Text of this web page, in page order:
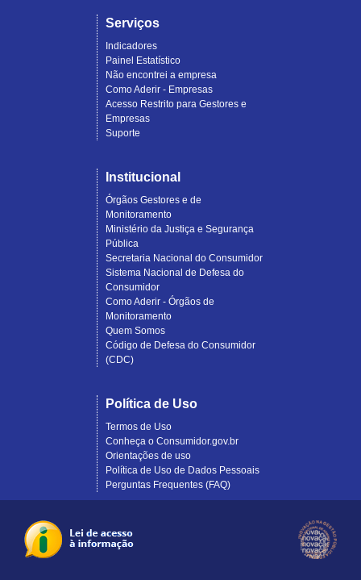
Serviços
Indicadores
Painel Estatístico
Não encontrei a empresa
Como Aderir - Empresas
Acesso Restrito para Gestores e
Empresas
Suporte
Institucional
Órgãos Gestores e de
Monitoramento
Ministério da Justiça e Segurança
Pública
Secretaria Nacional do Consumidor
Sistema Nacional de Defesa do
Consumidor
Como Aderir - Órgãos de
Monitoramento
Quem Somos
Código de Defesa do Consumidor
(CDC)
Política de Uso
Termos de Uso
Conheça o Consumidor.gov.br
Orientações de uso
Política de Uso de Dados Pessoais
Perguntas Frequentes (FAQ)